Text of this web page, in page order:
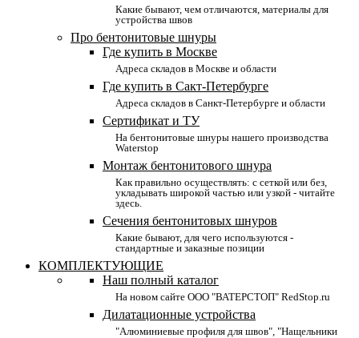
Какие бывают, чем отличаются, материалы для
устройства швов
Про бентонитовые шнуры
Где купить в Москве
Адреса складов в Москве и области
Где купить в Сакт-Петербурге
Адреса складов в Санкт-Петербурге и области
Сертификат и ТУ
На бентонитовые шнуры нашего производства
Waterstop
Монтаж бентонитового шнура
Как правильно осуществлять: с сеткой или без,
укладывать широкой частью или узкой - читайте
здесь.
Сечения бентонитовых шнуров
Какие бывают, для чего используются -
стандартные и заказные позиции
КОМПЛЕКТУЮЩИЕ
Наш полный каталог
На новом сайте ООО "ВАТЕРСТОП" RedStop.ru
Дилатационные устройства
"Алюминиевые профиля для швов", "Нащельники